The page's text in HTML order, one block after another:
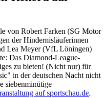
von Robert Farken (SG Motor
der Hindernisläuferinnen
Lea Meyer (VfL Löningen)
Das Diamond-League-
zu bieten! (Nicht nur) für
in der deutschen Nacht nicht
siebenminütige
auf sportschau.de.